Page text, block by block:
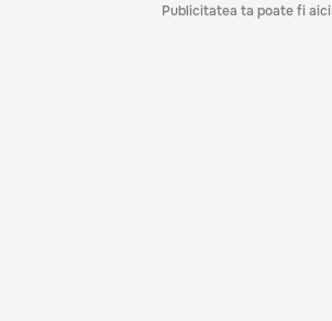
Publicitatea ta poate fi aici